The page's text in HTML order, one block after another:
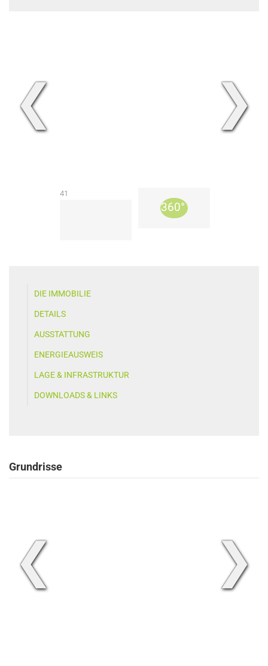
❮ ❯
41
DIE IMMOBILIE
DETAILS
AUSSTATTUNG
ENERGIEAUSWEIS
LAGE & INFRASTRUKTUR
DOWNLOADS & LINKS
Grundrisse
❮ ❯